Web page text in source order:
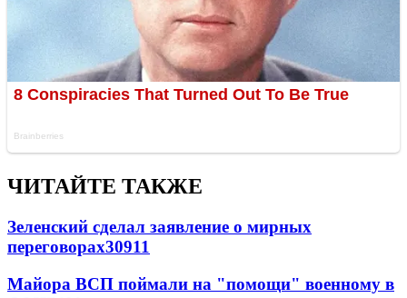
ЧИТАЙТЕ ТАКЖЕ
Зеленский сделал заявление о мирных
переговорах30911
Майора ВСП поймали на "помощи" военному в